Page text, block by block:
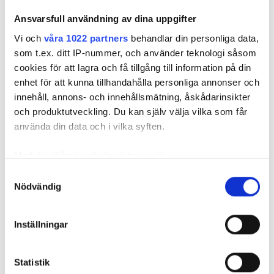
Ansvarsfull användning av dina uppgifter
Vi och våra 1022 partners behandlar din personliga data,
som t.ex. ditt IP-nummer, och använder teknologi såsom
cookies för att lagra och få tillgång till information på din
enhet för att kunna tillhandahålla personliga annonser och
innehåll, annons- och innehållsmätning, åskådarinsikter
och produktutveckling. Du kan själv välja vilka som får
använda din data och i vilka syften.
Med din tillåtelse skulle vi även vilja:
som kan ha en noggrannhet på upp till flera meter
Ta reda på mer om hur dina personliga uppgifter
Du kan ändra eller dra tillbaka ditt samtycke när som
Nödvändig
Inställningar
Statistik
Dr. Ioannis Gribeas